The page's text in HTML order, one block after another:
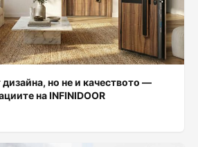
но не и качеството —
на INFINIDOOR